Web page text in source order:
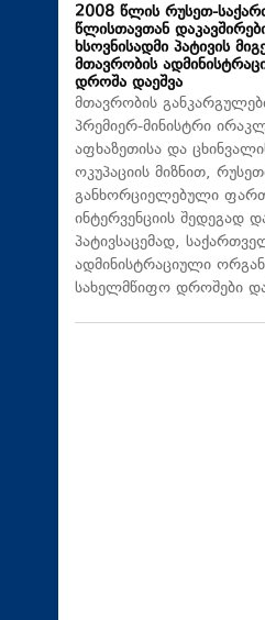
2008 წლის რუსეთ-
წლისთავთან
ხსოვნისადმი პატივის
მთავრობის
დროშა დაეშვა
მთავრობის
პრემიერ-მინისტრი
აფხაზეთისა და
ოკუპაციის მიზნით,
განხორციელებული
ინტერვენციის შედეგად
პატივსაცემად,
ადმინისტრაციული
სახელმწიფო დროშები